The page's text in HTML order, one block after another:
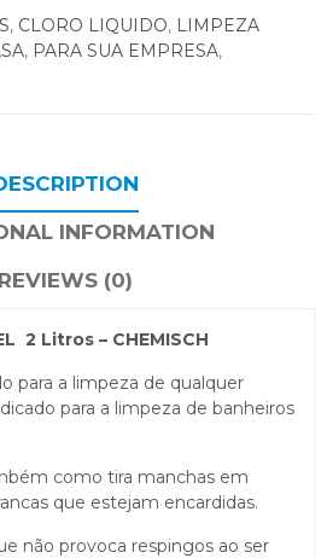
, CLORO LIQUIDO, LIMPEZA
, PARA SUA EMPRESA,
INFORMATION
REVIEWS (0)
2 Litros – CHEMISCH
para a limpeza de qualquer
para a limpeza de banheiros
como tira manchas em
que estejam encardidas.
não provoca respingos ao ser